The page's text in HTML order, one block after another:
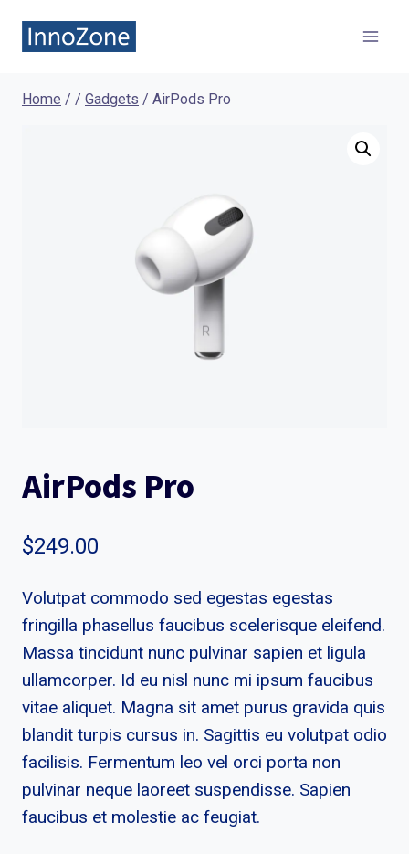
Home / / Gadgets / AirPods Pro
AirPods Pro
$249.00
Volutpat commodo sed egestas egestas
fringilla phasellus faucibus scelerisque eleifend.
Massa tincidunt nunc pulvinar sapien et ligula
ullamcorper. Id eu nisl nunc mi ipsum faucibus
vitae aliquet. Magna sit amet purus gravida quis
blandit turpis cursus in. Sagittis eu volutpat odio
facilisis. Fermentum leo vel orci porta non
pulvinar neque laoreet suspendisse. Sapien
faucibus et molestie ac feugiat.